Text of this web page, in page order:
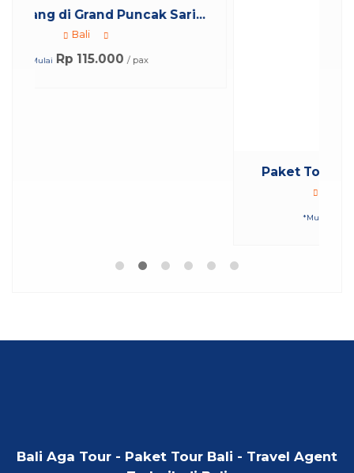
Sari...
Paket Tour Bali 2 Hari 1 Malam
/ pax
Bali Aga Tour - Paket Tour Bali - Travel Agent